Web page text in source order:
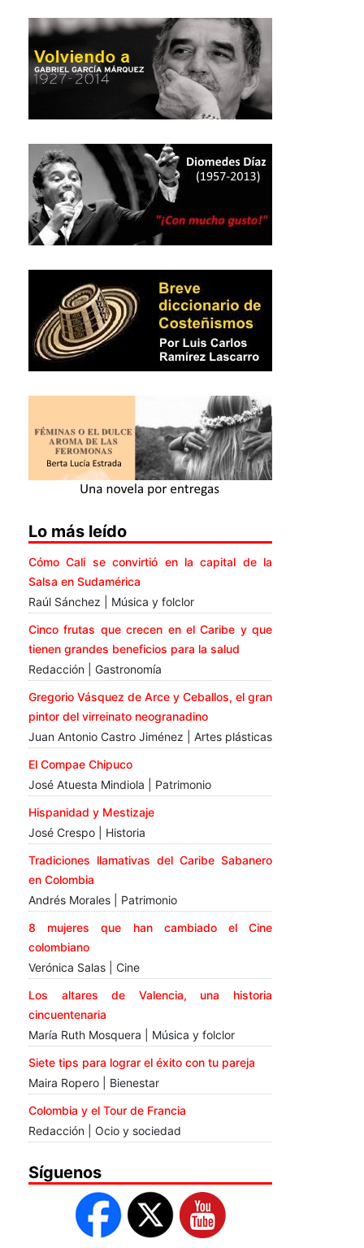
Lo más leído
Cómo Cali se convirtió en la capital de la
Salsa en Sudamérica
Raúl Sánchez | Música y folclor
Cinco frutas que crecen en el Caribe y que
tienen grandes beneficios para la salud
Redacción | Gastronomía
Gregorio Vásquez de Arce y Ceballos, el gran
pintor del virreinato neogranadino
Juan Antonio Castro Jiménez | Artes plásticas
El Compae Chipuco
José Atuesta Mindiola | Patrimonio
Hispanidad y Mestizaje
José Crespo | Historia
Tradiciones llamativas del Caribe Sabanero
en Colombia
Andrés Morales | Patrimonio
8 mujeres que han cambiado el Cine
colombiano
Verónica Salas | Cine
Los altares de Valencia, una historia
cincuentenaria
María Ruth Mosquera | Música y folclor
Siete tips para lograr el éxito con tu pareja
Maira Ropero | Bienestar
Colombia y el Tour de Francia
Redacción | Ocio y sociedad
Síguenos